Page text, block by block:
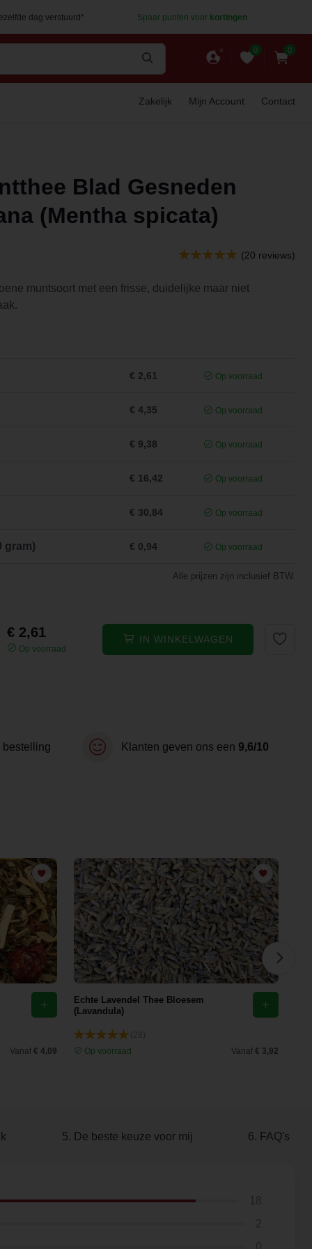
dag verstuurd* Spaar punten voor kortingen
0 0
Zakelijk Mijn Account Contact
Blad Gesneden
(Mentha spicata)
(20 reviews)
muntsoort met een frisse, duidelijke maar niet
€ 2,61 Op voorraad
€ 4,35 Op voorraad
€ 9,38 Op voorraad
€ 16,42 Op voorraad
€ 30,84 Op voorraad
gram) € 0,94 Op voorraad
Alle prijzen zijn inclusief BTW.
€ 2,61
Op voorraad
IN WINKELWAGEN
bestelling Klanten geven ons een 9,6/10
Vanaf € 4,09
Echte Lavendel Thee Bloesem
(Lavandula)
Op voorraad
Vanaf € 3,92
5. De beste keuze voor mij 6. FAQ's